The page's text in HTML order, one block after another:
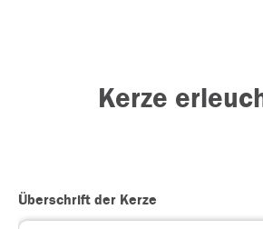
Kerze
Überschrift der Kerze